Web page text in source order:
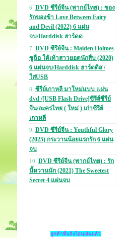
6. DVD ซีรีย์จีน (พากย์ไทย) : ของ
รักของข้า Love Between Fairy
and Devil (2022) 6 แผ่น
จบ/Harddisk ฮาร์ดด
7. DVD ซีรีย์จีน : Maiden Holmes
ซูฉือ ใต้เท้าสาวยอดนักสืบ (2020)
6 แผ่นจบ/Harddisk ฮาร์ดดิส /
ใส่USB
8. ซีรีย์เกาหลี มาใหม่แบบ แผ่น
dvd /[USB Flash Drive]ซีรีส์ซีรีย์
จีน/ละครไทย ( ใหม่ ) เก่าซีรีย์
เกาหลี
9. DVD ซีรีย์จีน : Youthful Glory
(2025) กระวานน้อยแรกรัก 6 แผ่น
จบ
10. DVD ซีรีย์จีน (พากย์ไทย) : รัก
นี้หวานนัก (2021) The Sweetest
Secret 4 แผ่นจบ
ลูกค้าที่แจ้งโอนเงินแล้ว